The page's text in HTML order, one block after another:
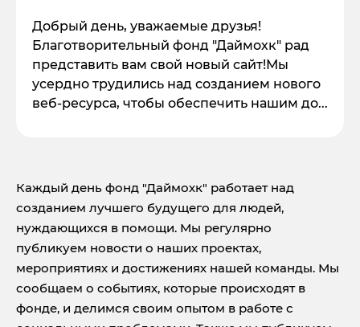
Добрый день, уважаемые друзья!
Благотворительный фонд "Даймохк" рад
представить вам свой новый сайт!Мы
усердно трудились над созданием нового
веб-ресурса, чтобы обеспечить нашим до...
Каждый день фонд "Даймохк" работает над
созданием лучшего будущего для людей,
нуждающихся в помощи. Мы регулярно
публикуем новости о наших проектах,
мероприятиях и достижениях нашей команды. Мы
сообщаем о событиях, которые происходят в
фонде, и делимся своим опытом в работе с